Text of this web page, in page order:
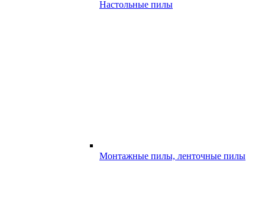
Настольные пилы
Монтажные пилы, ленточные пилы